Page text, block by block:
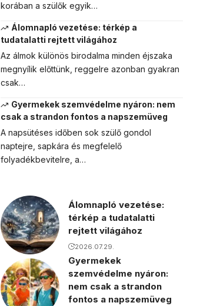
korában a szülők egyik…
Álomnapló vezetése: térkép a
tudatalatti rejtett világához
Az álmok különös birodalma minden éjszaka
megnyílik előttünk, reggelre azonban gyakran
csak…
Gyermekek szemvédelme nyáron: nem
csak a strandon fontos a napszemüveg
A napsütéses időben sok szülő gondol
naptejre, sapkára és megfelelő
folyadékbevitelre, a…
Álomnapló vezetése:
térkép a tudatalatti
rejtett világához
2026.07.29.
Gyermekek
szemvédelme nyáron:
nem csak a strandon
fontos a napszemüveg